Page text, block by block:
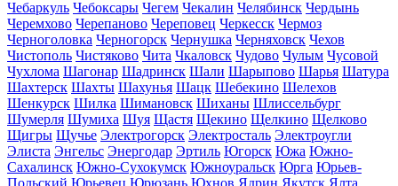
Чебаркуль Чебоксары Чегем Чекалин Челябинск Чердынь
Черемхово Черепаново Череповец Черкесск Чермоз
Черноголовка Черногорск Чернушка Черняховск Чехов
Чистополь Чистяково Чита Чкаловск Чудово Чулым Чусовой
Чухлома Шагонар Шадринск Шали Шарыпово Шарья Шатура
Шахтерск Шахты Шахунья Шацк Шебекино Шелехов
Шенкурск Шилка Шимановск Шиханы Шлиссельбург
Шумерля Шумиха Шуя Щастя Щекино Щелкино Щелково
Щигры Щучье Электрогорск Электросталь Электроугли
Элиста Энгельс Энергодар Эртиль Югорск Южа Южно-
Сахалинск Южно-Сухокумск Южноуральск Юрга Юрьев-
Польский Юрьевец Юрюзань Юхнов Ядрин Якутск Ялта